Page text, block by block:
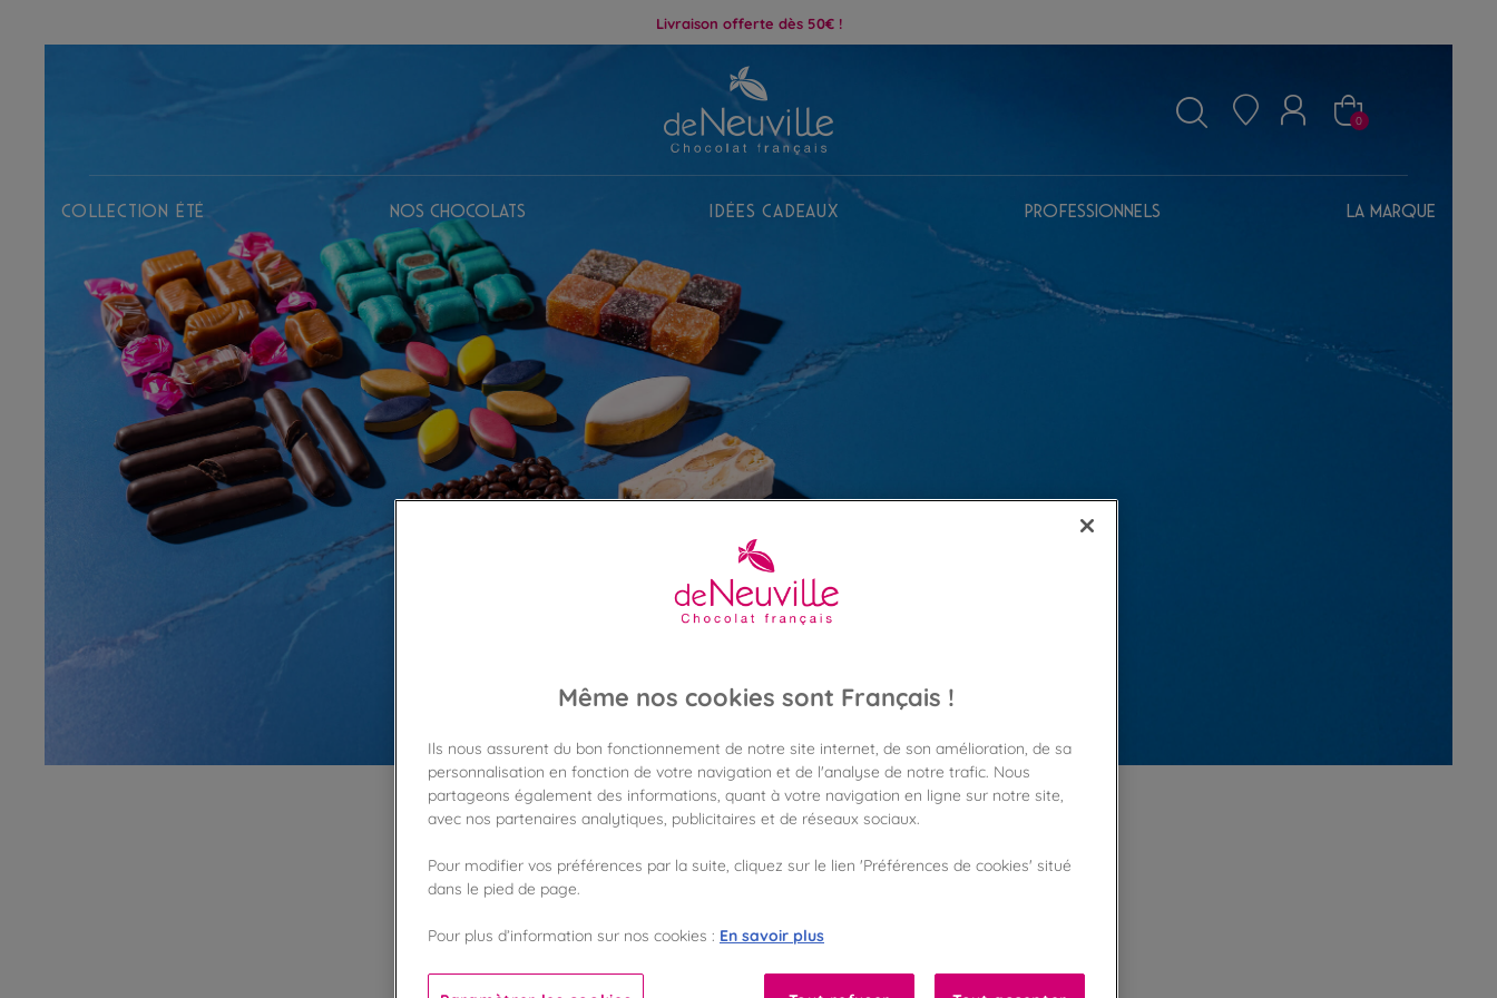
Livraison offerte dès 50€ !
0
Collection Été Nos chocolats Idées Cadeaux Professionnels La marque
Même nos cookies sont Français !
Ils nous assurent du bon fonctionnement de notre site internet, de son amélioration, de sa
personnalisation en fonction de votre navigation et de l'analyse de notre trafic. Nous
partageons également des informations, quant à votre navigation en ligne sur notre site,
avec nos partenaires analytiques, publicitaires et de réseaux sociaux.
Pour modifier vos préférences par la suite, cliquez sur le lien 'Préférences de cookies' situé
dans le pied de page.
Pour plus d’information sur nos cookies : En savoir plus